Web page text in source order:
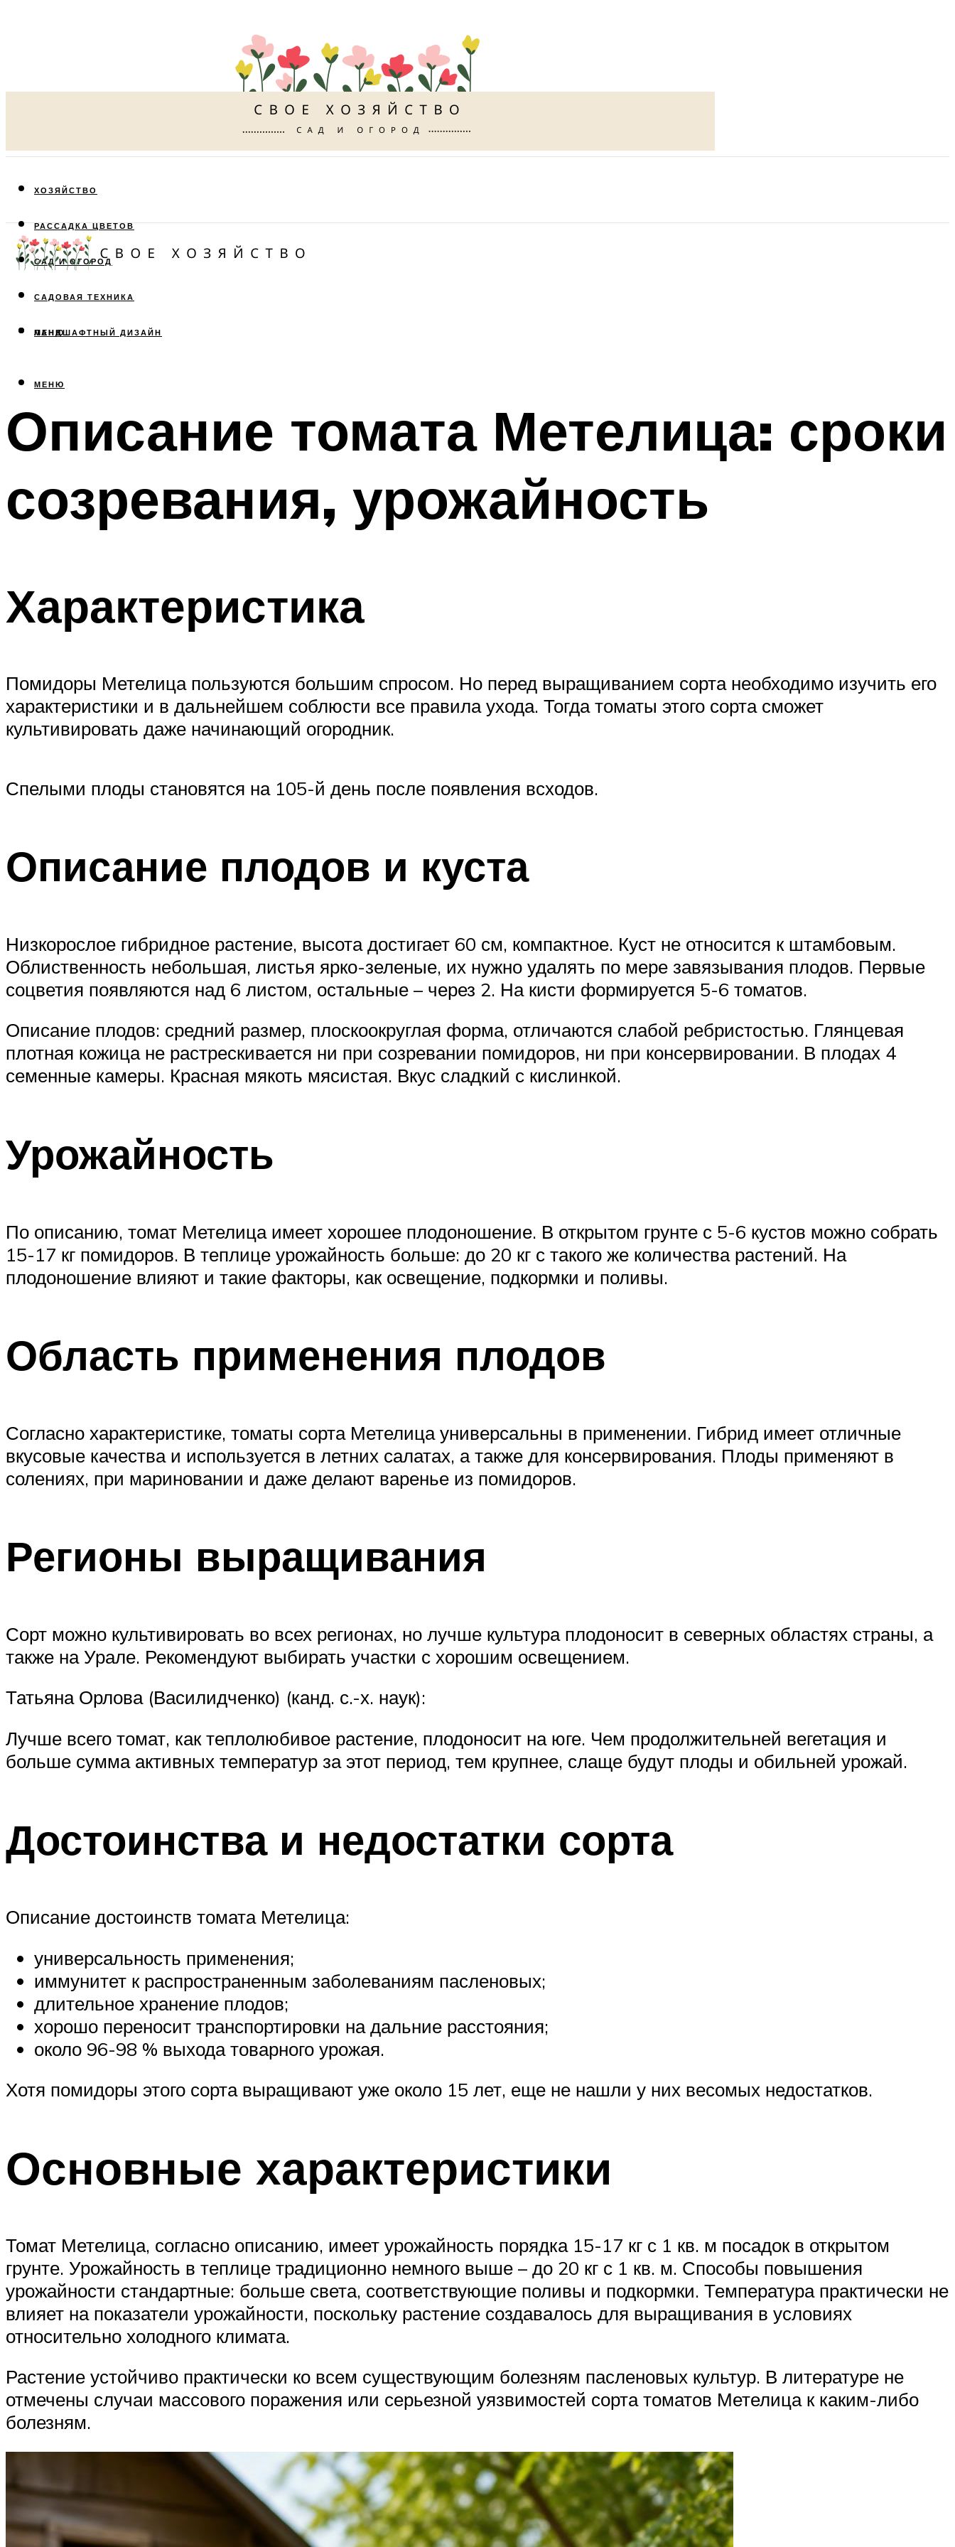
ХОЗЯЙСТВО
РАССАДКА ЦВЕТОВ
САД И ОГОРОД
САДОВАЯ ТЕХНИКА
ЛАНДШАФТНЫЙ ДИЗАЙН
МЕНЮ
МЕНЮ
Описание томата Метелица: сроки
созревания, урожайность
Характеристика
Помидоры Метелица пользуются большим спросом. Но перед выращиванием сорта необходимо изучить его
характеристики и в дальнейшем соблюсти все правила ухода. Тогда томаты этого сорта сможет
культивировать даже начинающий огородник.
Спелыми плоды становятся на 105-й день после появления всходов.
Описание плодов и куста
Низкорослое гибридное растение, высота достигает 60 см, компактное. Куст не относится к штамбовым.
Облиственность небольшая, листья ярко-зеленые, их нужно удалять по мере завязывания плодов. Первые
соцветия появляются над 6 листом, остальные – через 2. На кисти формируется 5-6 томатов.
Описание плодов: средний размер, плоскоокруглая форма, отличаются слабой ребристостью. Глянцевая
плотная кожица не растрескивается ни при созревании помидоров, ни при консервировании. В плодах 4
семенные камеры. Красная мякоть мясистая. Вкус сладкий с кислинкой.
Урожайность
По описанию, томат Метелица имеет хорошее плодоношение. В открытом грунте с 5-6 кустов можно собрать
15-17 кг помидоров. В теплице урожайность больше: до 20 кг с такого же количества растений. На
плодоношение влияют и такие факторы, как освещение, подкормки и поливы.
Область применения плодов
Согласно характеристике, томаты сорта Метелица универсальны в применении. Гибрид имеет отличные
вкусовые качества и используется в летних салатах, а также для консервирования. Плоды применяют в
солениях, при мариновании и даже делают варенье из помидоров.
Регионы выращивания
Сорт можно культивировать во всех регионах, но лучше культура плодоносит в северных областях страны, а
также на Урале. Рекомендуют выбирать участки с хорошим освещением.
Татьяна Орлова (Василидченко) (канд. с.-х. наук):
Лучше всего томат, как теплолюбивое растение, плодоносит на юге. Чем продолжительней вегетация и
больше сумма активных температур за этот период, тем крупнее, слаще будут плоды и обильней урожай.
Достоинства и недостатки сорта
Описание достоинств томата Метелица:
универсальность применения;
иммунитет к распространенным заболеваниям пасленовых;
длительное хранение плодов;
хорошо переносит транспортировки на дальние расстояния;
около 96-98 % выхода товарного урожая.
Хотя помидоры этого сорта выращивают уже около 15 лет, еще не нашли у них весомых недостатков.
Основные характеристики
Томат Метелица, согласно описанию, имеет урожайность порядка 15-17 кг с 1 кв. м посадок в открытом
грунте. Урожайность в теплице традиционно немного выше – до 20 кг с 1 кв. м. Способы повышения
урожайности стандартные: больше света, соответствующие поливы и подкормки. Температура практически не
влияет на показатели урожайности, поскольку растение создавалось для выращивания в условиях
относительно холодного климата.
Растение устойчиво практически ко всем существующим болезням пасленовых культур. В литературе не
отмечены случаи массового поражения или серьезной уязвимостей сорта томатов Метелица к каким-либо
болезням.